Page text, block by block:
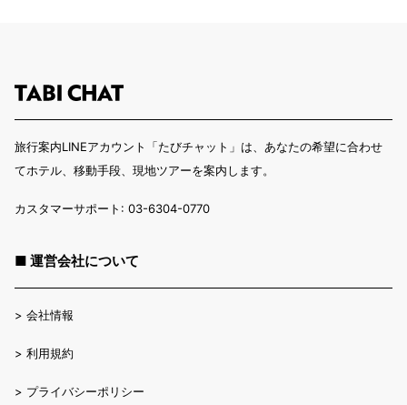
旅行案内LINEアカウント「たびチャット」は、あなたの希望に合わせ
てホテル、移動手段、現地ツアーを案内します。
カスタマーサポート: 03-6304-0770
■ 運営会社について
> 会社情報
> 利用規約
> プライバシーポリシー